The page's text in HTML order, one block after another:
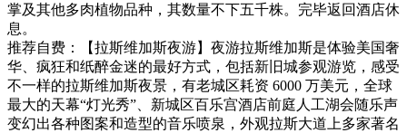
掌及其他多肉植物品种，其数量不下五千株。完毕返回酒店休
息。
推荐自费：【拉斯维加斯夜游】夜游拉斯维加斯是体验美国奢
华、疯狂和纸醉金迷的最好方式，包括新旧城参观游览，感受
不一样的拉斯维加斯夜景，有老城区耗资 6000 万美元，全球
最大的天幕“灯光秀”、新城区百乐宫酒店前庭人工湖会随乐声
变幻出各种图案和造型的音乐喷泉，外观拉斯大道上多家著名